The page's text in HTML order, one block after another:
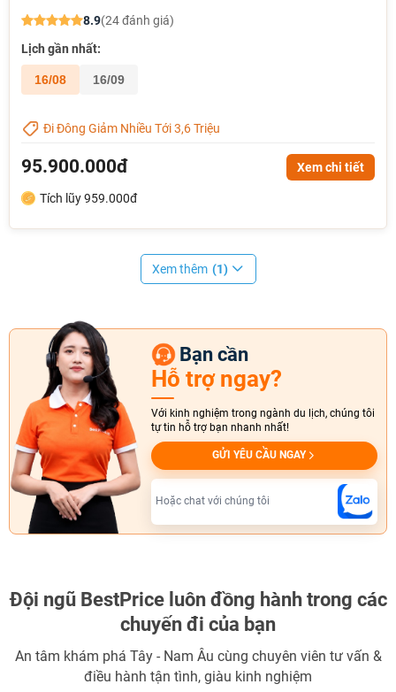
8.9(24 đánh giá)
Lịch gần nhất:
16/08 16/09
Đi Đông Giảm Nhiều Tới 3,6 Triệu
95.900.000đ Xem chi tiết
Tích lũy 959.000đ
Xem thêm (1)
Bạn cần
Hỗ trợ ngay?
Với kinh nghiệm trong ngành du lịch, chúng tôi
tự tin hỗ trợ bạn nhanh nhất!
GỬI YÊU CẦU NGAY
Hoặc chat với chúng tôi
Đội ngũ BestPrice luôn đồng hành trong các
chuyến đi của bạn
An tâm khám phá Tây - Nam Âu cùng chuyên viên tư vấn &
điều hành tận tình, giàu kinh nghiệm